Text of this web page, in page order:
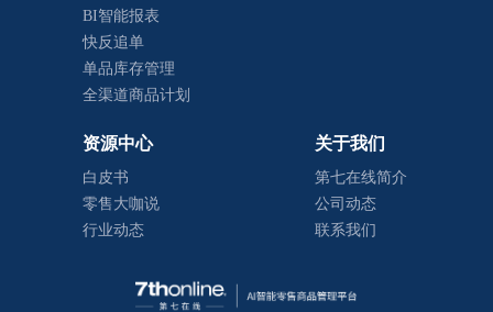
BI智能报表
快反追单
单品库存管理
全渠道商品计划
资源中心
白皮书
零售大咖说
行业动态
关于我们
第七在线简介
公司动态
联系我们